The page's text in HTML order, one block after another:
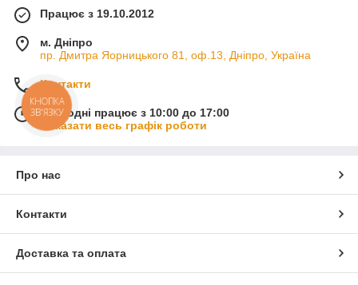
Працює з 19.10.2012
м. Дніпро
пр. Дмитра Яорницького 81, оф.13, Дніпро, Україна
Контакти
Сьогодні працює з 10:00 до 17:00
Показати весь графік роботи
Про нас
Контакти
Доставка та оплата
КНОПКА
ЗВ'ЯЗКУ